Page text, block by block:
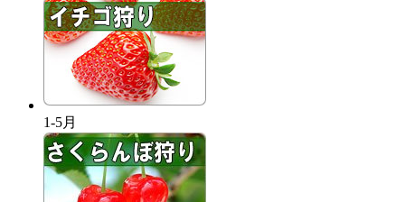
1-5月